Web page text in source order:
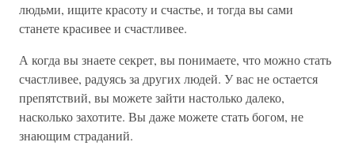
людьми, ищите красоту и счастье, и тогда вы сами
станете красивее и счастливее.
А когда вы знаете секрет, вы понимаете, что можно стать
счастливее, радуясь за других людей. У вас не остается
препятствий, вы можете зайти настолько далеко,
насколько захотите. Вы даже можете стать богом, не
знающим страданий.